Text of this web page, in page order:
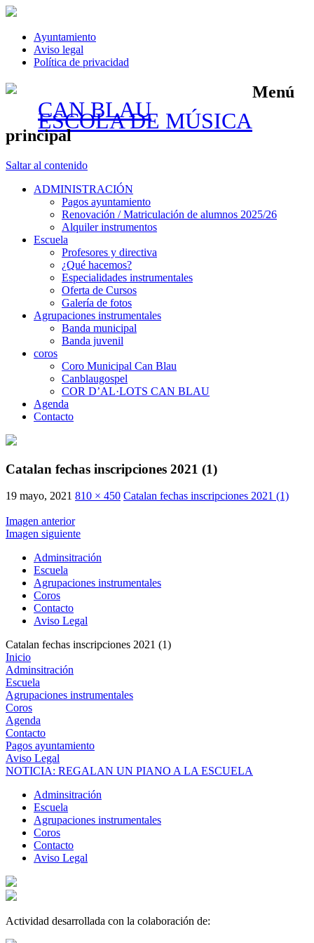
Ayuntamiento
Aviso legal
Política de privacidad
CAN BLAU
ESCOLA DE MÚSICA
Menú
principal
Saltar al contenido
ADMINISTRACIÓN
Pagos ayuntamiento
Renovación / Matriculación de alumnos 2025/26
Alquiler instrumentos
Escuela
Profesores y directiva
¿Qué hacemos?
Especialidades instrumentales
Oferta de Cursos
Galería de fotos
Agrupaciones instrumentales
Banda municipal
Banda juvenil
coros
Coro Municipal Can Blau
Canblaugospel
COR D’AL·LOTS CAN BLAU
Agenda
Contacto
Catalan fechas inscripciones 2021 (1)
19 mayo, 2021 810 × 450 Catalan fechas inscripciones 2021 (1)
Imagen anterior
Imagen siguiente
Adminsitración
Escuela
Agrupaciones instrumentales
Coros
Contacto
Aviso Legal
Catalan fechas inscripciones 2021 (1)
Inicio
Adminsitración
Escuela
Agrupaciones instrumentales
Coros
Agenda
Contacto
Pagos ayuntamiento
Aviso Legal
NOTICIA: REGALAN UN PIANO A LA ESCUELA
Adminsitración
Escuela
Agrupaciones instrumentales
Coros
Contacto
Aviso Legal
Actividad desarrollada con la colaboración de: